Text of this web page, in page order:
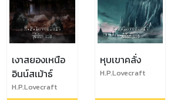
เงาสยองเหนือ
อินน์สเม้าธ์
H.P.Lovecraft
หุบเขาคลั่ง
H.P.Lovecraft